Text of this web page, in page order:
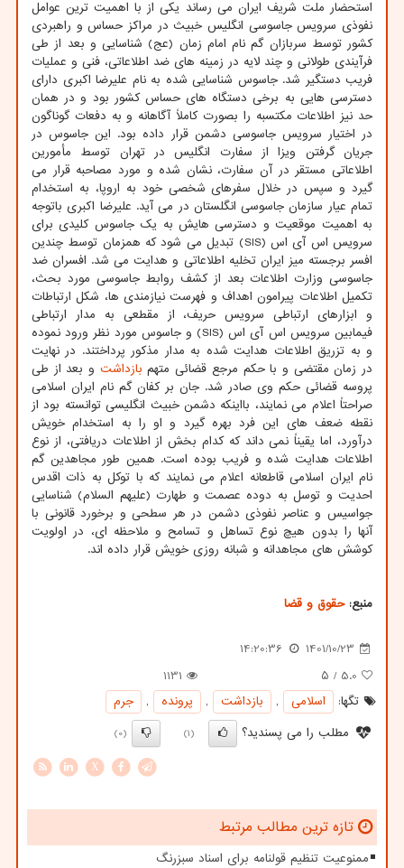
استحضار ملت شریف ایران می رساند یکی از با اهمیت ترین عوامل
نفوذی سرویس جاسوسی انگلیس خبیث در مراکز حساس و راهبردی
کشور توسط سربازان گم نام امام زمان (عج) شناسایی و بعد از طی
فرآیندی طولانی و چند لایه در زمینه های ضد اطلاعاتی، فنی و عملیات
فریب دستگیر شد. جاسوس شناسایی شده به نام علیرضا اکبری دارای
دسترسی هایی به برخی دستگاه های حساس کشور بود و در همان
حد نیز اطلاعات مکتسبه را بصورت کاملاً آگاهانه و به دفعات گوناگون
در اختیار سرویس جاسوسی دشمن قرار داده بود. این جاسوس در
جریان گرفتن ویزا از سفارت انگلیس در تهران توسط مأمورین
اطلاعاتی مستقر در آن سفارت، نشان شده و مورد مصاحبه قرار می
گیرد و سپس در خلال سفرهای شخصی خود به اروپا، به استخدام
تمام عیار سازمان جاسوسی انگلستان در می آید. علیرضا اکبری باتوجه
به اهمیت موقعیت و دسترسی هایش به یک جاسوس کلیدی برای
سرویس اس آی اس (SIS) تبدیل می شود که همزمان توسط چندین
افسر برجسته میز ایران تخلیه اطلاعاتی و هدایت می شد. افسران ضد
جاسوسی وزارت اطلاعات بعد از کشف روابط جاسوسی مورد بحث،
تکمیل اطلاعات پیرامون اهداف و فهرست نیازمندی ها، شکل ارتباطات
و ابزارهای ارتباطی سرویس حریف، از مقطعی به مدار ارتباطی
فیمابین سرویس اس آی اس (SIS) و جاسوس مورد نظر ورود نموده
و به تزریق اطلاعات هدایت شده به مدار مذکور پرداختند. در نهایت
در زمان مقتضی و با حکم مرجع قضائی متهم بازداشت و بعد از طی
پروسه قضائی حکم وی صادر شد. جان بر کفان گم نام ایران اسلامی
صراحتاً اعلام می نمایند، بااینکه دشمن خبیث انگلیسی توانسته بود از
نقطه ضعف های این فرد بهره گیرد و او را به استخدام خویش
درآورد، اما یقیناً نمی داند که کدام بخش از اطلاعات دریافتی، از نوع
اطلاعات هدایت شده و فریب بوده است. همین طور مجاهدین گم
نام ایران اسلامی قاطعانه اعلام می نمایند که با توکل به ذات اقدس
احدیت و توسل به دوده عصمت و طهارت (علیهم السلام) شناسایی
جواسیس و عناصر نفوذی دشمن در هر سطحی و برخورد قانونی با
آنها را بدون هیچ نوع تساهل و تسامح و ملاحظه ای، در اولویت
کوشش های مجاهدانه و شبانه روزی خویش قرار داده اند.
منبع:حقوق و قضا
1401/10/23
14:20:36
5.0 / ۵
1131
تگها:
اسلامی , بازداشت , پرونده ,
جرم
مطلب را می پسندید؟
(1)
(0)
X
تازه ترین مطالب مرتبط
ممنوعیت تنظیم قولنامه برای اسناد سبزرنگ